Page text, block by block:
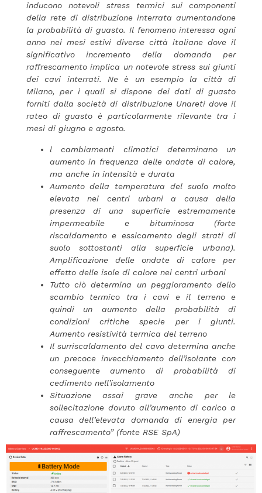
inducono notevoli stress termici sui componenti
della rete di distribuzione interrata aumentandone
la probabilità di guasto. Il fenomeno interessa ogni
anno nei mesi estivi diverse città italiane dove il
significativo incremento della domanda per
raffrescamento implica un notevole stress sui giunti
dei cavi interrati. Ne è un esempio la città di
Milano, per i quali si dispone dei dati di guasto
forniti dalla società di distribuzione Unareti dove il
rateo di guasto è particolarmente rilevante tra i
mesi di giugno e agosto.
l cambiamenti climatici determinano un
aumento in frequenza delle ondate di calore,
ma anche in intensità e durata
Aumento della temperatura del suolo molto
elevata nei centri urbani a causa della
presenza di una superficie estremamente
impermeabile e bituminosa (forte
riscaldamento e essicamento degli strati di
suolo sottostanti alla superficie urbana).
Amplificazione delle ondate di calore per
effetto delle isole di calore nei centri urbani
Tutto ciò determina un peggioramento dello
scambio termico tra i cavi e il terreno e
quindi un aumento della probabilità di
condizioni critiche specie per i giunti.
Aumento resistività termica del terreno
Il surriscaldamento del cavo determina anche
un precoce invecchiamento dell’isolante con
conseguente aumento di probabilità di
cedimento nell’isolamento
Situazione assai grave anche per le
sollecitazione dovuto all’aumento di carico a
causa dell’elevata domanda di energia per
raffrescamento”(fonte RSE SpA)